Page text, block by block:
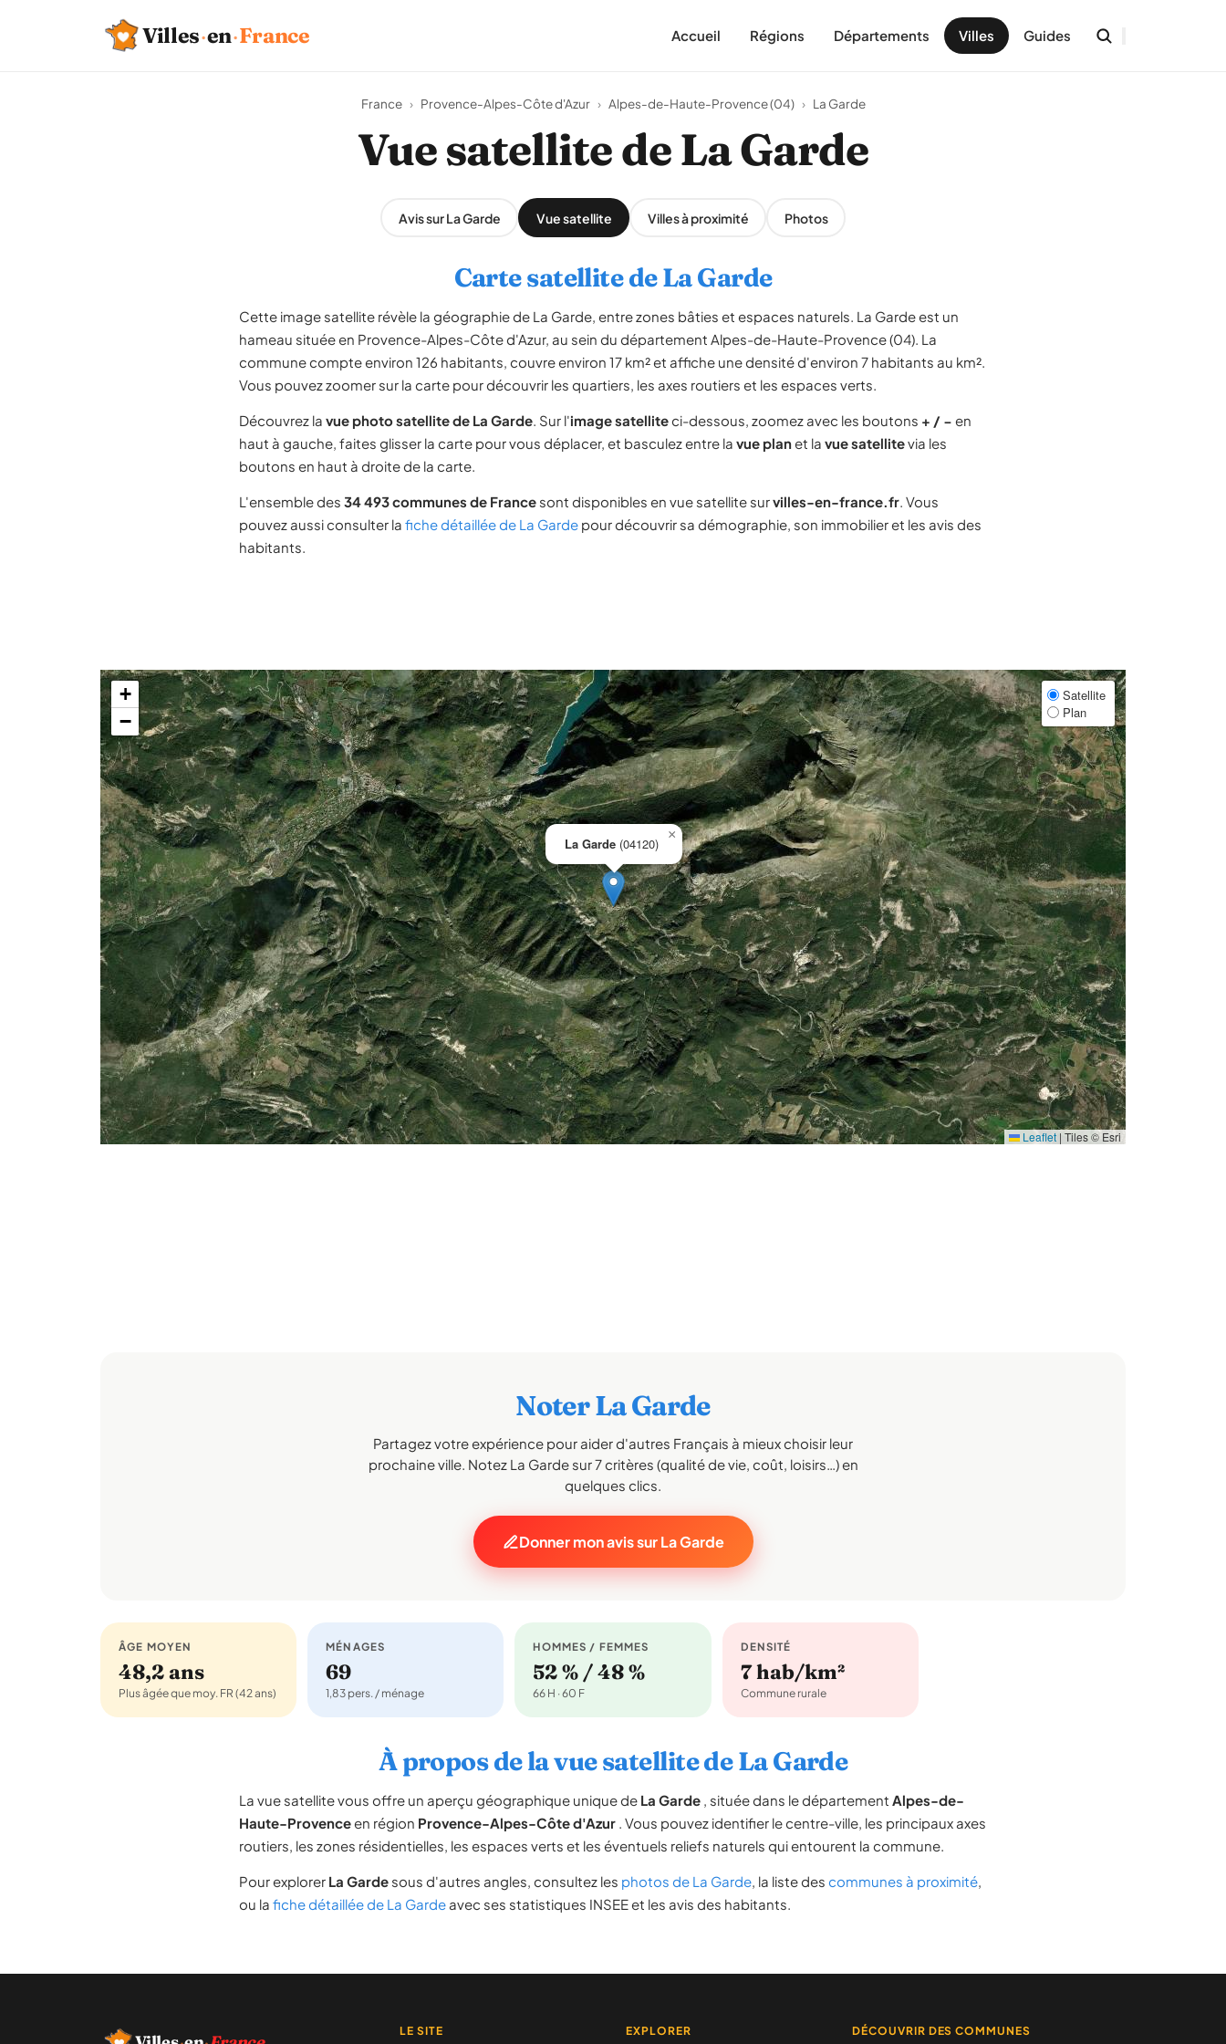
Villes·en·France Accueil Régions Départements Villes Guides
France › Provence-Alpes-Côte d'Azur › Alpes-de-Haute-Provence (04) › La Garde
Vue satellite de La Garde
Avis sur La Garde Vue satellite Villes à proximité Photos
Carte satellite de La Garde
Cette image satellite révèle la géographie de La Garde, entre zones bâties et espaces naturels. La Garde est un
hameau située en Provence-Alpes-Côte d'Azur, au sein du département Alpes-de-Haute-Provence (04). La
commune compte environ 126 habitants, couvre environ 17 km² et affiche une densité d'environ 7 habitants au km².
Vous pouvez zoomer sur la carte pour découvrir les quartiers, les axes routiers et les espaces verts.
Découvrez la vue photo satellite de La Garde. Sur l'image satelliteci-dessous, zoomez avec les boutons + / − en
haut à gauche, faites glisser la carte pour vous déplacer, et basculez entre la vue planet la vue satellitevia les
boutons en haut à droite de la carte.
L'ensemble des 34 493 communes de France sont disponibles en vue satellite survilles-en-france.fr. Vous
pouvez aussi consulter la fiche détaillée de La Garde pour découvrir sa démographie, son immobilier et les avis des
habitants.
La Garde (04120)
×
+
−
Satellite
Plan
Leaflet | Tiles © Esri
Noter La Garde
Partagez votre expérience pour aider d'autres Français à mieux choisir leur
prochaine ville. Notez La Garde sur 7 critères (qualité de vie, coût, loisirs…) en
quelques clics.
Donner mon avis sur La Garde
ÂGE MOYEN
48,2 ans
Plus âgée que moy. FR (42 ans)
MÉNAGES
69
1,83 pers. / ménage
HOMMES / FEMMES
52 % / 48 %
66 H · 60 F
DENSITÉ
7 hab/km²
Commune rurale
À propos de la vue satellite de La Garde
La vue satellite vous offre un aperçu géographique unique de La Garde , située dans le département Alpes-de-
Haute-Provenceen région Provence-Alpes-Côte d'Azur . Vous pouvez identifier le centre-ville, les principaux axes
routiers, les zones résidentielles, les espaces verts et les éventuels reliefs naturels qui entourent la commune.
Pour explorer La Garde sous d'autres angles, consultez les photos de La Garde, la liste des communes à proximité,
ou la fiche détaillée de La Garde avec ses statistiques INSEE et les avis des habitants.
LE SITE EXPLORER DÉCOUVRIR DES COMMUNES